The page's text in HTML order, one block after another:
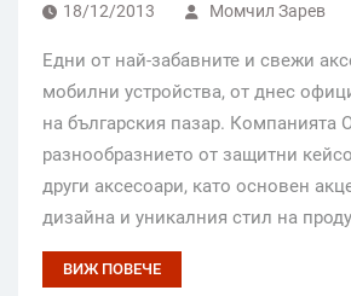
18/12/2013 Момчил Зарев
Едни от най-забавните и свежи
мобилни устройства, от днес
на българския пазар. Компанията
разнообразнието от защитни
други аксесоари, като основен
дизайна и уникалния стил на
ВИЖ ПОВЕЧЕ